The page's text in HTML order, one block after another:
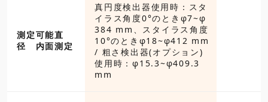
測定可能直
径 内面測定
真円度検出器使用時：スタ
イラス角度0°のときφ7~φ
384 mm、スタイラス角度
10°のときφ18~φ412 mm
/ 粗さ検出器(オプション)
使用時：φ15.3~φ409.3
mm